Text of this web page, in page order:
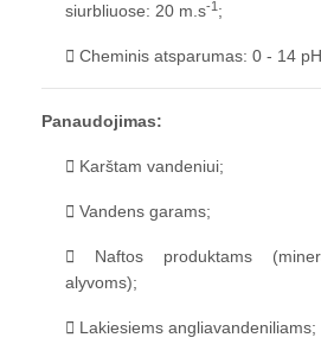
siurbliuose: 20 m.s-1 ;
Cheminis atsparumas: 0 - 14
Panaudojimas:
Karštam vandeniui;
Vandens garams;
Naftos produktams
alyvoms);
Lakiesiems angliavandeniliams;